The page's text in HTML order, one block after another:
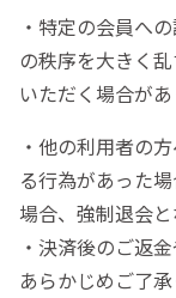
・特定の会員へ
の秩序を大きく
いただく場合があ
・他の利用者の
る行為があった
場合、強制退会と
・決済後のご返
あらかじめご了承